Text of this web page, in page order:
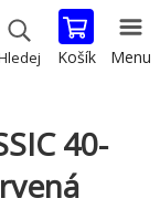
Košík Menu
40-